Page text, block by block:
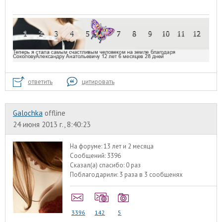
ответить цитировать
Galochka offline
24 июня 2013 г., 8:40:23
На форуме:13 лет и 2 месяца
Сообщений: 3396
Сказал(а) спасибо: 0 раз
Поблагодарили: 3 раза в 3 сообщенях
3396 142 5